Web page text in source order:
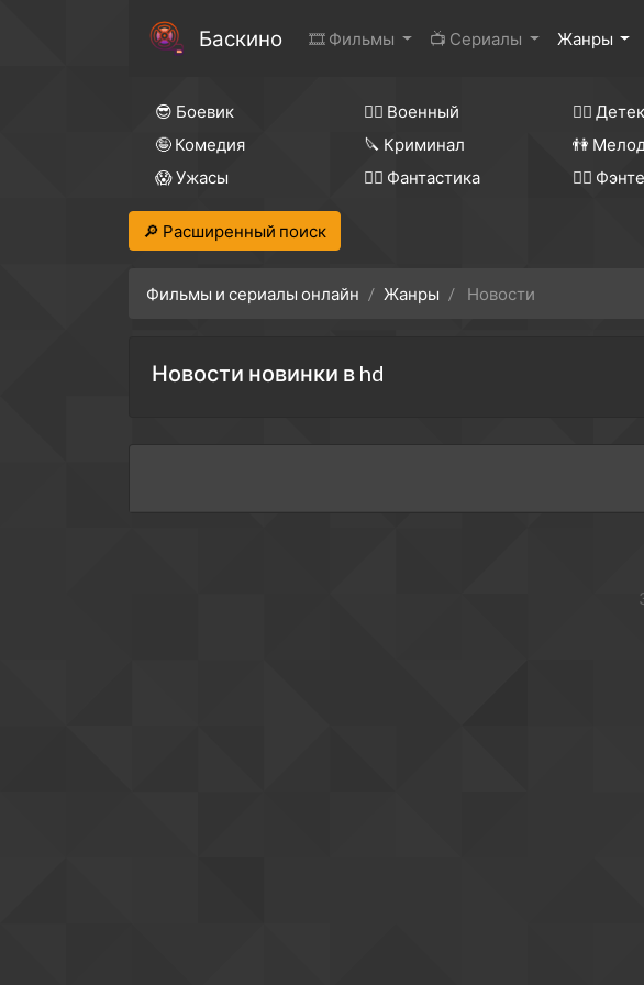
Баскино 🎞 Фильмы 📺 Сериалы Жанры
😎 Боевик 👨‍✈️ Военный 🕵️‍♂️
🤪 Комедия
🔪 Криминал 👫
😱 Ужасы
🧙‍♀️ Фантастика 🧝‍♂️
🔎 Расширенный поиск
Фильмы и сериалы онлайн Жанры Новости
Новости новинки в hd